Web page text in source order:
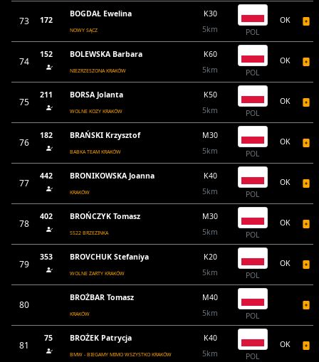
73 172
BOGDAŁ Ewelina
NOWY SĄCZ
K30
5km
POL
OK
74
152 BOLEWSKA Barbara
NIEZRZESZONA KRAKÓW
K60
5km
POL
OK
75
211 BORSA Jolanta
WOLNE KOZY KRAKÓW
K50
5km
POL
OK
76
182 BRAŃSKI Krzysztof
BABKA TEAM KRAKÓW
M30
5km
POL
OK
77
442 BRONIKOWSKA Joanna
KRAKÓW
K40
5km
POL
OK
78
402 BROŃCZYK Tomasz
SS22 BRZEZINKA
M30
5km
POL
OK
79
353 BROVCHUK Stefaniya
WOLNE ŻARTY KRAKÓW
K20
5km
POL
OK
80
BROŻBAR Tomasz
KRAKÓW
M40
5km
POL
81
75 BROŻEK Patrycja
BMW - BIEGAMY MIMO WSZYSTKO KRAKÓW
K40
5km
POL
OK